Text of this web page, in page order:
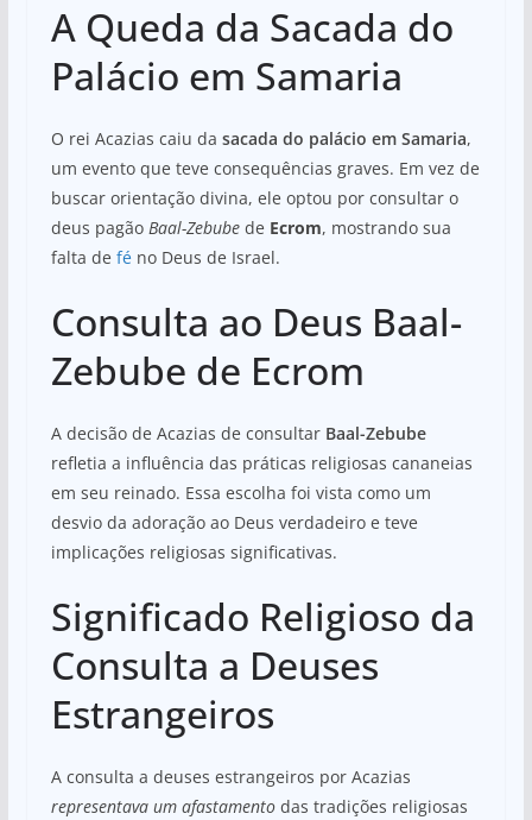
A Queda da Sacada do
Palácio em Samaria
O rei Acazias caiu da sacada do palácio em Samaria,
um evento que teve consequências graves. Em vez de
buscar orientação divina, ele optou por consultar o
deus pagão Baal-Zebubede Ecrom, mostrando sua
falta de féno Deus de Israel.
Consulta ao Deus Baal-
Zebube de Ecrom
A decisão de Acazias de consultar Baal-Zebube
refletia a influência das práticas religiosas cananeias
em seu reinado. Essa escolha foi vista como um
desvio da adoração ao Deus verdadeiro e teve
implicações religiosas significativas.
Significado Religioso da
Consulta a Deuses
Estrangeiros
A consulta a deuses estrangeiros por Acazias
representava um afastamentodas tradições religiosas